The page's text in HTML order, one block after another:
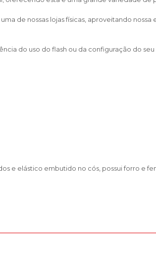
de nossas lojas físicas, aproveitando
do uso do flash ou da configuração do seu
e elástico embutido no cós, possui forro e